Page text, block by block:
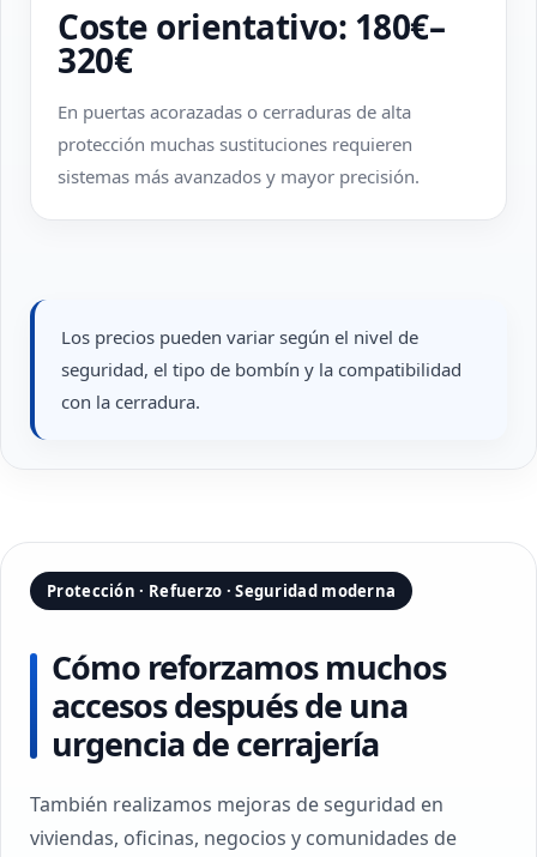
Coste orientativo: 180€–
320€
En puertas acorazadas o cerraduras de alta
protección muchas sustituciones requieren
sistemas más avanzados y mayor precisión.
Los precios pueden variar según el nivel de
seguridad, el tipo de bombín y la compatibilidad
con la cerradura.
Protección · Refuerzo · Seguridad moderna
Cómo reforzamos muchos
accesos después de una
urgencia de cerrajería
También realizamos mejoras de seguridad en
viviendas, oficinas, negocios y comunidades de